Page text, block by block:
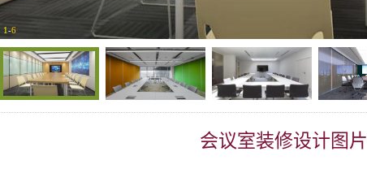
1-6
会议室装修设计图片